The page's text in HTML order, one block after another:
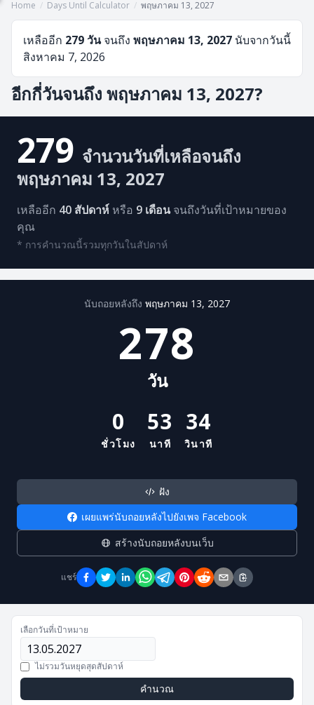
Home / Days Until Calculator / พฤษภาคม 13, 2027
เหลืออีก 279 วันจนถึง พฤษภาคม 13, 2027 นับจากวันนี้
สิงหาคม 7, 2026
อีกกี่วันจนถึง พฤษภาคม 13, 2027?
279 จำนวนวันที่เหลือจนถึง
พฤษภาคม 13, 2027
เหลืออีก 40 สัปดาห์ หรือ 9 เดือนจนถึงวันที่เป้าหมายของ
คุณ
* การคำนวณนี้รวมทุกวันในสัปดาห์
นับถอยหลังถึง พฤษภาคม 13, 2027
278
วัน
0
ชั่วโมง
53
นาที
34
วินาที
ฝัง
เผยแพร่นับถอยหลังไปยังเพจ Facebook
สร้างนับถอยหลังบนเว็บ
แชร์
เลือกวันที่เป้าหมาย
ไม่รวมวันหยุดสุดสัปดาห์
คำนวณ